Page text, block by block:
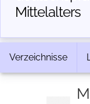
Mittelalters
Verzeichnisse